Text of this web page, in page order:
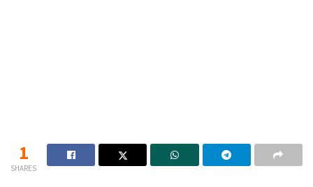
1
SHARES